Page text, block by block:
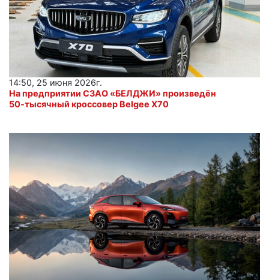
14:50, 25 июня 2026г.
На предприятии СЗАО «БЕЛДЖИ» произведён
50‑тысячный кроссовер Belgee X70